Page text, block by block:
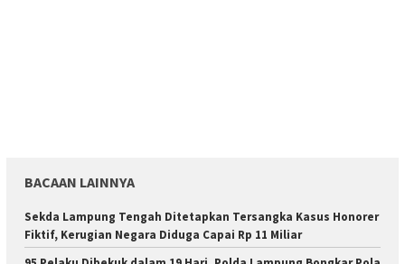
BACAAN LAINNYA
Sekda Lampung Tengah Ditetapkan Tersangka Kasus Honorer
Fiktif, Kerugian Negara Diduga Capai Rp 11 Miliar